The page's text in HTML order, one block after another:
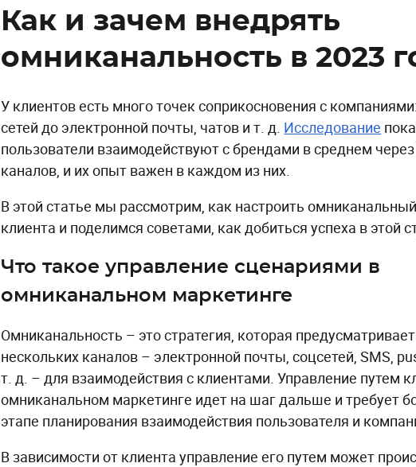
Как и зачем внедрять
омниканальность в 2023
У клиентов есть много точек соприкосновения с
сетей до электронной почты, чатов и т. д. Исследование
пользователи взаимодействуют с брендами в среднем
каналов, и их опыт важен в каждом из них.
В этой статье мы рассмотрим, как настроить
клиента и поделимся советами, как добиться успеха в этой
Что такое управление сценариями в
омниканальном маркетинге
Омниканальность – это стратегия, которая
нескольких каналов – электронной почты, соцсетей, SMS,
т. д. – для взаимодействия с клиентами. Управление путем
омниканальном маркетинге идет на шаг дальше и требует
этапе планирования взаимодействия пользователя и
В зависимости от клиента управление его путем может